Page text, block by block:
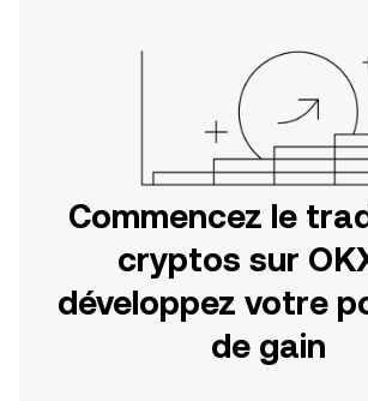
Commencez le
cryptos sur
développez votre
de gain